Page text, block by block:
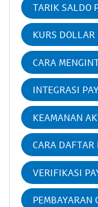
TARIK SALDO
KURS DOLLAR
CARA
INTEGRASI
KEAMANAN
CARA DAFTAR
VERIFIKASI
PEMBAYARAN